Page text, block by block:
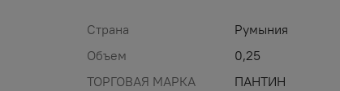
Страна
Румыния
Объем
0,25
ТОРГОВАЯ МАРКА
ПАНТИН